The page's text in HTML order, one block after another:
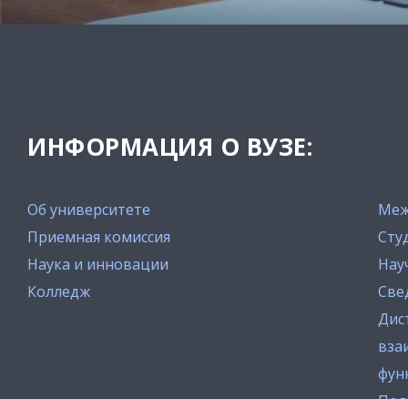
ИНФОРМАЦИЯ О ВУЗЕ:
Об университете
Приемная комиссия
Наука и инновации
Колледж